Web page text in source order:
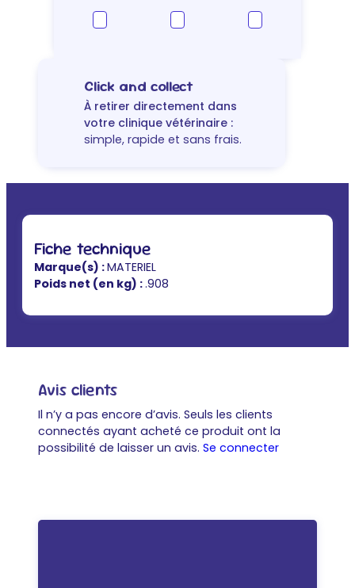
Click and collect
À retirer directement dans
votre clinique vétérinaire :
simple, rapide et sans frais.
Fiche technique
Marque(s) :MATERIEL
Poids net (en kg) :.908
Avis clients
Il n’y a pas encore d’avis. Seuls les clients
connectés ayant acheté ce produit ont la
possibilité de laisser un avis. Se connecter